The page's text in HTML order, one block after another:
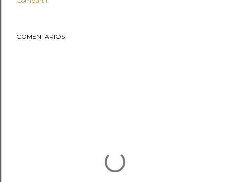
COMENTARIOS